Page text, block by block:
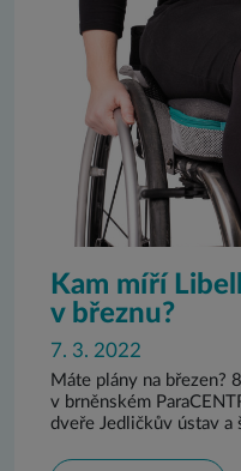
Kam míří
v březnu?
7. 3. 2022
Máte plány na březen?
v brněnském
dveře Jedličkův ústav a